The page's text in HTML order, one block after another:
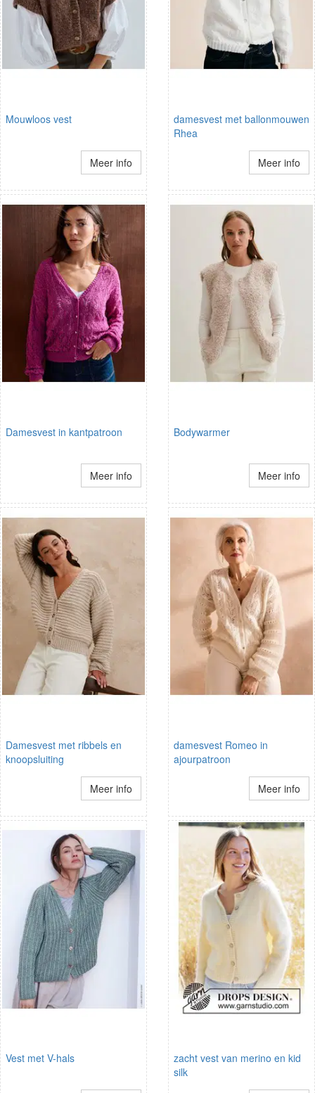
Mouwloos vest
Meer info
damesvest met ballonmouwen
Rhea
Meer info
Damesvest in kantpatroon
Meer info
Bodywarmer
Meer info
Damesvest met ribbels en
knoopsluiting
Meer info
damesvest Romeo in
ajourpatroon
Meer info
Vest met V-hals
zacht vest van merino en kid
silk